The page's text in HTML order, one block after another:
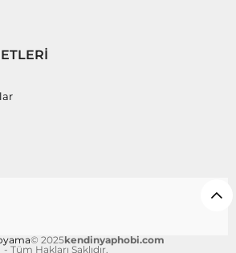
© 2025kendinyaphobi.com
- Tüm Hakları Saklıdır.